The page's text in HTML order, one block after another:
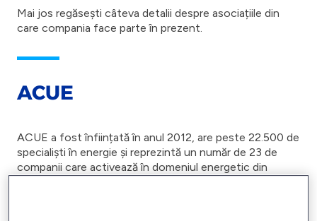
Mai jos regăsești câteva detalii despre asociațiile din
care compania face parte în prezent.
ACUE
ACUE a fost înființată în anul 2012, are peste 22.500 de
specialiști în energie și reprezintă un număr de 23 de
companii care activează în domeniul energetic din